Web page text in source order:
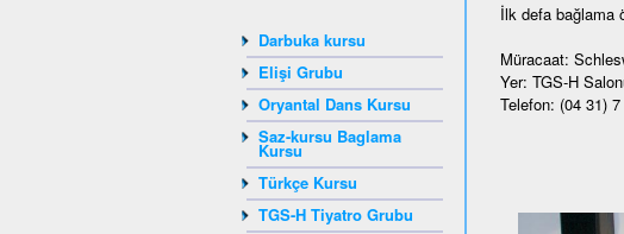
Darbuka kursu
Elişi Grubu
Oryantal Dans Kursu
Saz-kursu Baglama
Kursu
Türkçe Kursu
TGS-H Tiyatro Grubu
İlk defa bağlama
Müracaat:
Yer: TGS-H
Telefon: (04 31)